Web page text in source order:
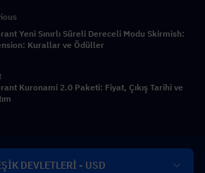
Yeni Sınırlı Süreli Dereceli Modu Skirmish:
Kurallar ve Ödüller
Kuronami 2.0 Paketi: Fiyat, Çıkış Tarihi ve
DEVLETLERİ - USD